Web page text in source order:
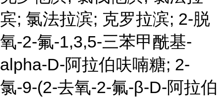
宾; 氯法拉滨; 克罗拉滨; 2-脱
氧-2-氟-1,3,5-三苯甲酰基-
alpha-D-阿拉伯呋喃糖; 2-
氯-9-(2-去氧-2-氟-β-D-阿拉伯